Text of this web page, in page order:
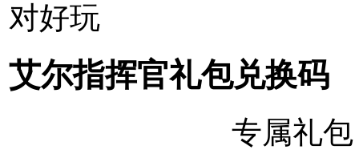
对好玩
艾尔指挥官礼包兑换码
专属礼